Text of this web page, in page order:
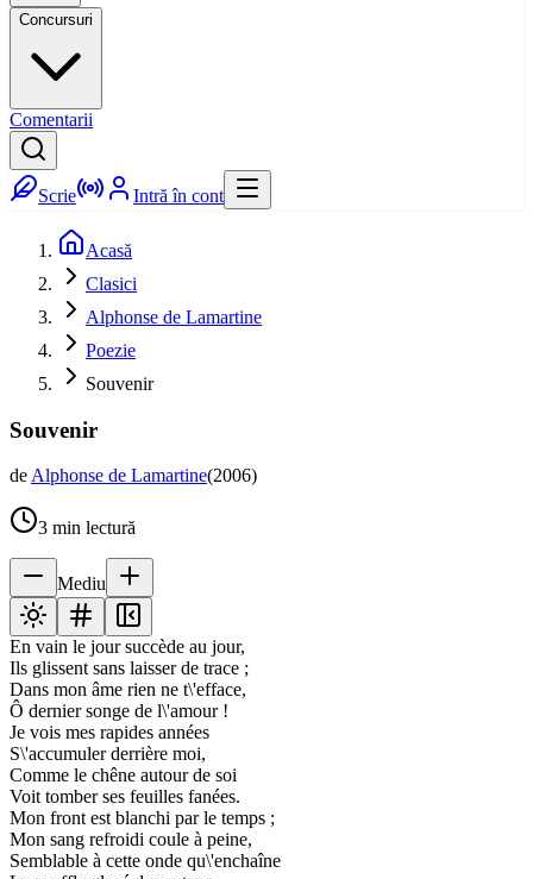
Concursuri
Comentarii
Scrie Intră în cont
Acasă
Clasici
Alphonse de Lamartine
Poezie
Souvenir
Souvenir
deAlphonse de Lamartine(2006)
3 min lectură
Mediu
En vain le jour succède au jour,
Ils glissent sans laisser de trace ;
Dans mon âme rien ne t\'efface,
Ô dernier songe de l\'amour !
Je vois mes rapides années
S\'accumuler derrière moi,
Comme le chêne autour de soi
Voit tomber ses feuilles fanées.
Mon front est blanchi par le temps ;
Mon sang refroidi coule à peine,
Semblable à cette onde qu\'enchaîne